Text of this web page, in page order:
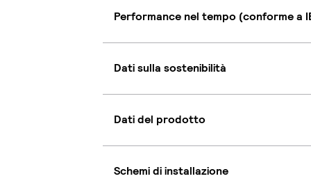
Performance nel tempo (conforme a
Dati sulla sostenibilità
Dati del prodotto
Schemi di installazione